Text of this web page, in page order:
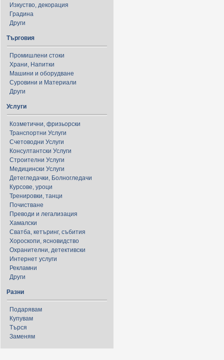
Изкуство, декорация
Градина
Други
Търговия
Промишлени стоки
Храни, Напитки
Машини и оборудване
Суровини и Материали
Други
Услуги
Козметични, фризьорски
Транспортни Услуги
Счетоводни Услуги
Консултантски Услуги
Строителни Услуги
Медицински Услуги
Детегледачки, Болногледачи
Курсове, уроци
Тренировки, танци
Почистване
Преводи и легализация
Хамалски
Сватба, кетъринг, събития
Хороскопи, ясновидство
Охранителни, детективски
Интернет услуги
Рекламни
Други
Разни
Подарявам
Купувам
Търся
Заменям